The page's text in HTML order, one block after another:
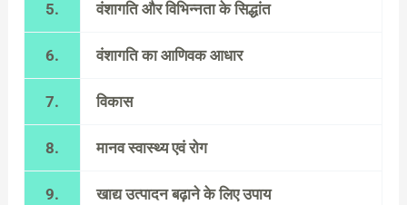
5. वंशागति और विभिन्नता के सिद्धांत
6. वंशागति का आणिवक आधार
7. विकास
8. मानव स्वास्थ्य एवं रोग
9. खाद्य उत्पादन बढ़ाने के लिए उपाय